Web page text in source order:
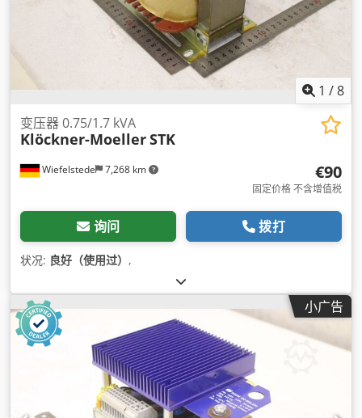
1 /8
Wiefelstede 7,268 km
变压器 0.75/1.7 kVA
Klöckner-MoellerSTK
€90
固定价格 不含增值税
询问 拨打
状况: 良好（使用过） ,
小广告